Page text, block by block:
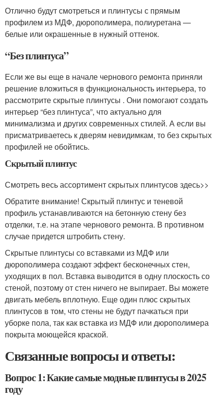
Отлично будут смотреться и плинтусы с прямым
профилем из МДФ, дюрополимера, полиуретана —
белые или окрашенные в нужный оттенок.
“Без плинтуса”
Если же вы еще в начале чернового ремонта приняли
решение вложиться в функциональность интерьера, то
рассмотрите скрытые плинтусы . Они помогают создать
интерьер “без плинтуса”, что актуально для
минимализма и других современных стилей. А если вы
присматриваетесь к дверям невидимкам, то без скрытых
профилей не обойтись.
Скрытый плинтус
Смотреть весь ассортимент скрытых плинтусов здесь>>
Обратите внимание! Скрытый плинтус и теневой
профиль устанавливаются на бетонную стену без
отделки, т.е. на этапе чернового ремонта. В противном
случае придется штробить стену.
Скрытые плинтусы со вставками из МДФ или
дюрополимера создают эффект бесконечных стен,
уходящих в пол. Вставка выводится в одну плоскость со
стеной, поэтому от стен ничего не выпирает. Вы можете
двигать мебель вплотную. Еще один плюс скрытых
плинтусов в том, что стены не будут пачкаться при
уборке пола, так как вставка из МДФ или дюрополимера
покрыта моющейся краской.
Связанные вопросы и ответы:
Вопрос 1: Какие самые модные плинтусы в 2025
году